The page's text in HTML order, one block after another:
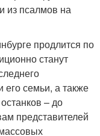
из псалмов на
продлится по
станут
его семьи, а также
– до
представителей